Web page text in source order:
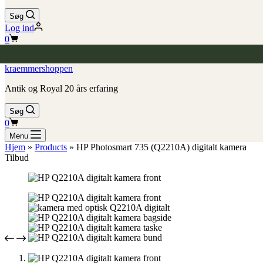
Søg
Log ind
Indkøbskurv
0
kraemmershoppen
Antik og Royal 20 års erfaring
Søg
Indkøbskurv
0
Menu
Hjem » Products » HP Photosmart 735 (Q2210A) digitalt kamera
Tilbud